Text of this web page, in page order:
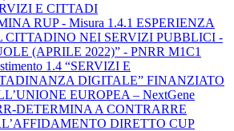
E CITTADI
RUP - Misura 1.4.1 ESPERIENZA
CITTADINO NEI SERVIZI PUBBLICI -
(APRILE 2022)” - PNRR M1C1
1.4 “SERVIZI E
DIGITALE” FINANZIATO
EUROPEA – NextGene
DETERMINA A CONTRARRE
DIRETTO CUP